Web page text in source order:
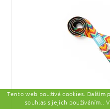
Tento web používá cookies.
souhlas s jejich používáním..